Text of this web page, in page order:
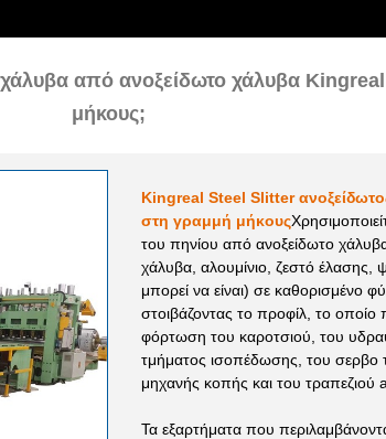
από ανοξείδωτο χάλυβα
μήκους;
Kingreal Steel Slitter
στη γραμμή μήκους
του πηνίου από ανοξείδωτο
χάλυβα, αλουμίνιο, ζεστό έλασης,
μπορεί να είναι) σε καθορισμένο
στοιβάζοντας το προφίλ, το οποίο
φόρτωση του καροτσιού, του
τμήματος ισοπέδωσης, του σερβο
μηχανής κοπής και του τραπεζιού
Τα εξαρτήματα που